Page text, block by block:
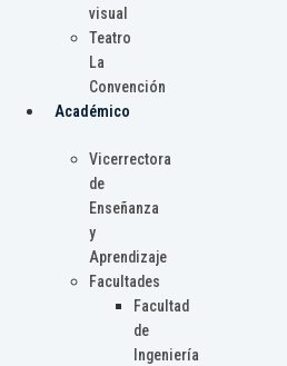
visual
Teatro
La
Convención
Académico
Vicerrectora
de
Enseñanza
y
Aprendizaje
Facultades
Facultad
de
Ingeniería